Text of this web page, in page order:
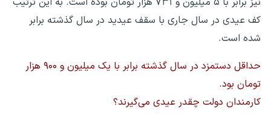
کف عیدی در سال جاری با سقف عیدید در سال گذشته برابر
شده است.
حداقل دستمزد در سال گذشته برابر با یک میلیون و ۹۰۰ هزار
تومان بود.
کارمندان دولت چقدر عیدی می‌گیرند؟